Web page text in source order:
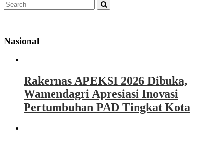
Nasional
Rakernas APEKSI 2026 Dibuka,
Wamendagri Apresiasi Inovasi
Pertumbuhan PAD Tingkat Kota